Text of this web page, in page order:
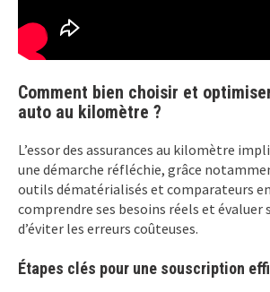
Comment bien choisir et
auto au kilomètre ?
L’essor des assurances au kilomètre
une démarche réfléchie, grâce
outils dématérialisés et comparateurs
comprendre ses besoins réels et
d’éviter les erreurs coûteuses.
Étapes clés pour une souscription